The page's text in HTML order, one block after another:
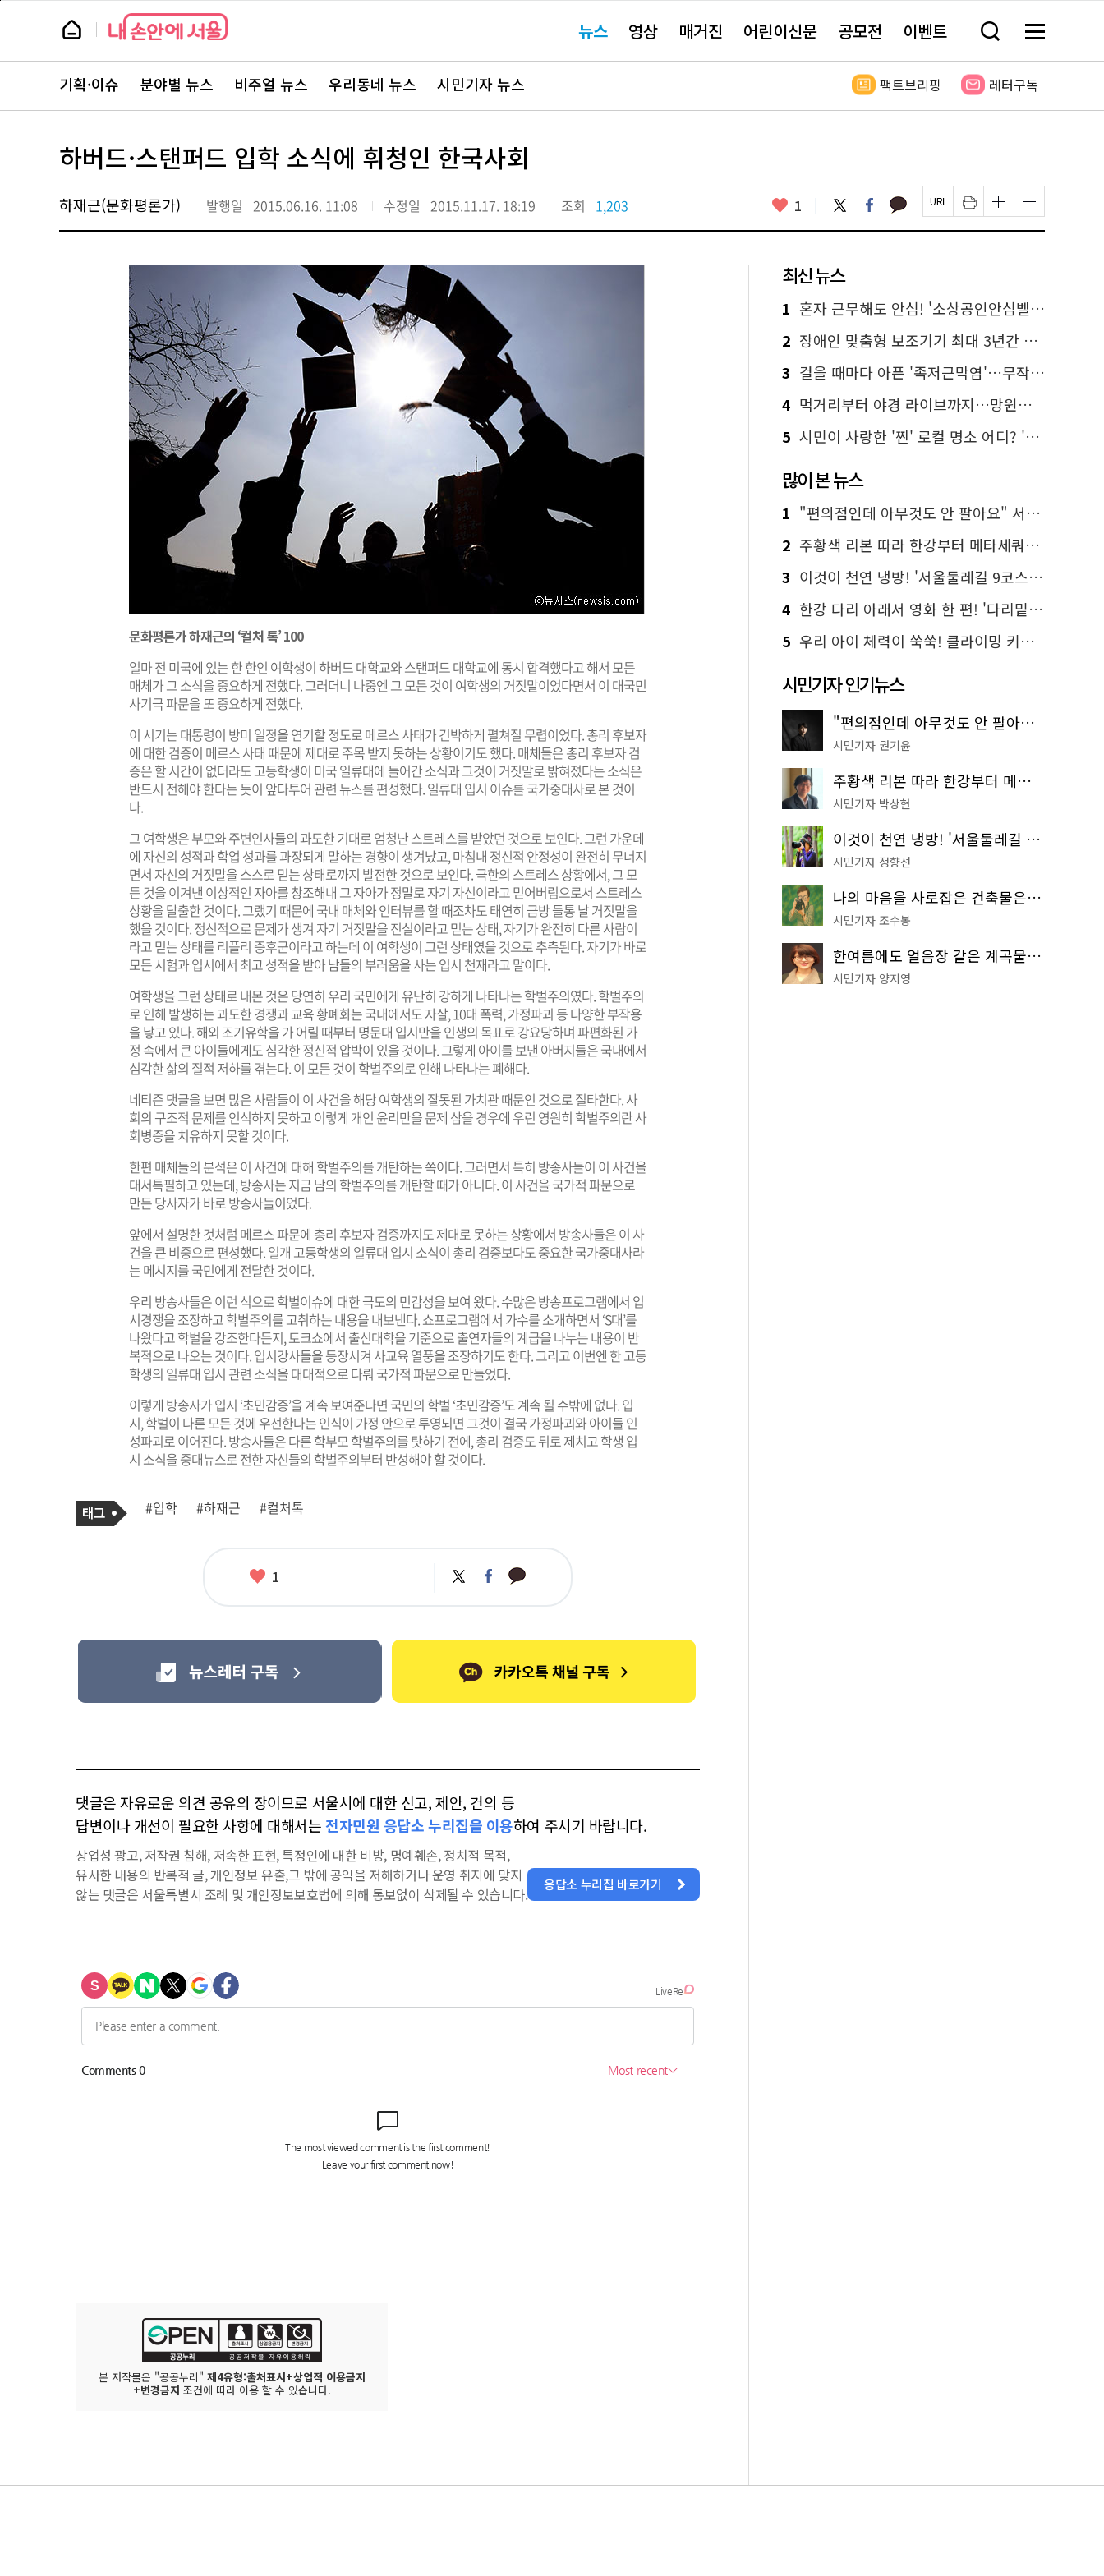
본
뉴
스 요뉴스 영상 매거진 어린이신문 공모전 이벤트 검
창
기
메
전
보
뉴
스
주
서
바
로
기획·이슈 분야별 뉴스 비주얼 뉴스 우리동네 뉴스 시민기자 뉴스 팩트브리핑 레터구독
하버드·스탠퍼드 입학 소식에 휘청인 한국사회
하재근(문화평론가) 발행일 2015.06.16. 11:08 수정일 2015.11.17. 18:19 조회 1,203 좋
요
1 트
위
터
페
이
스
카
카 페
이
지
인
쇄
하
글
자
크
하
기
글
자
크
하
기
문화평론가 하재근의 ‘컬처 톡’ 100
얼마 전 미국에 있는 한 한인 여학생이 하버드 대학교와 스탠퍼드 대학교에 동시 합격했다고 해서 모든
매체가 그 소식을 중요하게 전했다. 그러더니 나중엔 그 모든 것이 여학생의 거짓말이었다면서 이 대국민
사기극 파문을 또 중요하게 전했다.
이 시기는 대통령이 방미 일정을 연기할 정도로 메르스 사태가 긴박하게 펼쳐질 무렵이었다. 총리 후보자
에 대한 검증이 메르스 사태 때문에 제대로 주목 받지 못하는 상황이기도 했다. 매체들은 총리 후보자 검
증은 할 시간이 없더라도 고등학생이 미국 일류대에 들어간 소식과 그것이 거짓말로 밝혀졌다는 소식은
반드시 전해야 한다는 듯이 앞다투어 관련 뉴스를 편성했다. 일류대 입시 이슈를 국가중대사로 본 것이
다.
그 여학생은 부모와 주변인사들의 과도한 기대로 엄청난 스트레스를 받았던 것으로 보인다. 그런 가운데
에 자신의 성적과 학업 성과를 과장되게 말하는 경향이 생겨났고, 마침내 정신적 안정성이 완전히 무너지
면서 자신의 거짓말을 스스로 믿는 상태로까지 발전한 것으로 보인다. 극한의 스트레스 상황에서, 그 모
든 것을 이겨낸 이상적인 자아를 창조해내 그 자아가 정말로 자기 자신이라고 믿어버림으로서 스트레스
상황을 탈출한 것이다. 그랬기 때문에 국내 매체와 인터뷰를 할 때조차도 태연히 금방 들통 날 거짓말을
했을 것이다. 정신적으로 문제가 생겨 자기 거짓말을 진실이라고 믿는 상태, 자기가 완전히 다른 사람이
라고 믿는 상태를 리플리 증후군이라고 하는데 이 여학생이 그런 상태였을 것으로 추측된다. 자기가 바로
모든 시험과 입시에서 최고 성적을 받아 남들의 부러움을 사는 입시 천재라고 말이다.
여학생을 그런 상태로 내몬 것은 당연히 우리 국민에게 유난히 강하게 나타나는 학벌주의였다. 학벌주의
로 인해 발생하는 과도한 경쟁과 교육 황폐화는 국내에서도 자살, 10대 폭력, 가정파괴 등 다양한 부작용
을 낳고 있다. 해외 조기유학을 가 어릴 때부터 명문대 입시만을 인생의 목표로 강요당하며 파편화된 가
정 속에서 큰 아이들에게도 심각한 정신적 압박이 있을 것이다. 그렇게 아이를 보낸 아버지들은 국내에서
심각한 삶의 질적 저하를 겪는다. 이 모든 것이 학벌주의로 인해 나타나는 폐해다.
네티즌 댓글을 보면 많은 사람들이 이 사건을 해당 여학생의 잘못된 가치관 때문인 것으로 질타한다. 사
회의 구조적 문제를 인식하지 못하고 이렇게 개인 윤리만을 문제 삼을 경우에 우린 영원히 학벌주의란 사
회병증을 치유하지 못할 것이다.
한편 매체들의 분석은 이 사건에 대해 학벌주의를 개탄하는 쪽이다. 그러면서 특히 방송사들이 이 사건을
대서특필하고 있는데, 방송사는 지금 남의 학벌주의를 개탄할 때가 아니다. 이 사건을 국가적 파문으로
만든 당사자가 바로 방송사들이었다.
앞에서 설명한 것처럼 메르스 파문에 총리 후보자 검증까지도 제대로 못하는 상황에서 방송사들은 이 사
건을 큰 비중으로 편성했다. 일개 고등학생의 일류대 입시 소식이 총리 검증보다도 중요한 국가중대사라
는 메시지를 국민에게 전달한 것이다.
우리 방송사들은 이런 식으로 학벌이슈에 대한 극도의 민감성을 보여 왔다. 수많은 방송프로그램에서 입
시경쟁을 조장하고 학벌주의를 고취하는 내용을 내보낸다. 쇼프로그램에서 가수를 소개하면서 ‘S대’를
나왔다고 학벌을 강조한다든지, 토크쇼에서 출신대학을 기준으로 출연자들의 계급을 나누는 내용이 반
복적으로 나오는 것이다. 입시강사들을 등장시켜 사교육 열풍을 조장하기도 한다. 그리고 이번엔 한 고등
학생의 일류대 입시 관련 소식을 대대적으로 다뤄 국가적 파문으로 만들었다.
이렇게 방송사가 입시 ‘초민감증’을 계속 보여준다면 국민의 학벌 ‘초민감증’도 계속 될 수밖에 없다. 입
시, 학벌이 다른 모든 것에 우선한다는 인식이 가정 안으로 투영되면 그것이 결국 가정파괴와 아이들 인
성파괴로 이어진다. 방송사들은 다른 학부모 학벌주의를 탓하기 전에, 총리 검증도 뒤로 제치고 학생 입
시 소식을 중대뉴스로 전한 자신들의 학벌주의부터 반성해야 할 것이다.
사
태
그
#입학 #하재근 #컬처톡
좋
1 트
위
페
이
카
카
댓글은 자유로운 의견 공유의 장이므로 서울시에 대한 신고, 제안, 건의 등
답변이나 개선이 필요한 사항에 대해서는 전자민원 응답소 누리집을 이용하여 주시기 바랍니다.
상업성 광고, 저작권 침해, 저속한 표현, 특정인에 대한 비방, 명예훼손, 정치적 목적,
유사한 내용의 반복적 글, 개인정보 유출,그 밖에 공익을 저해하거나 운영 취지에 맞지
않는 댓글은 서울특별시 조례 및 개인정보보호법에 의해 통보없이 삭제될 수 있습니다.
응답소 누리집 바로가기
본 저작물은 "공공누리" 제4유형:출처표시+상업적 이용금지
+변경금지 조건에 따라 이용 할 수 있습니다.
최신 뉴스
1 혼자 근무해도 안심! '소상공인안심벨' 신청하세요
2 장애인 맞춤형 보조기기 최대 3년간 무상 대여…삶의 질 높인다
3 걸을 때마다 아픈 '족저근막염'…무작정 참지 말고 '이것' 해보세요!
4 먹거리부터 야경 라이브까지…망원한강공원 알짜 코스
5 시민이 사랑한 '찐' 로컬 명소 어디? '서울에디션25' 추천 코스
많이 본 뉴스
1 "편의점인데 아무것도 안 팔아요" 서울에서 가장 특별한 편의점의 정체
2 주황색 리본 따라 한강부터 메타세쿼이아 숲길까지…서울둘레길 15코스
3 이것이 천연 냉방! '서울둘레길 9코스'로 숲속 피서 떠나볼까
4 한강 다리 아래서 영화 한 편! '다리밑 영화관' 무료 상영
5 우리 아이 체력이 쑥쑥! 클라이밍 키즈카페·어린이 체력장
시민기자 인기뉴스
"편의점인데 아무것도 안 팔아요" 서울에서 가장 특별한 편의점의 정체
시민기자 권기윤
주황색 리본 따라 한강부터 메타세쿼이아 숲길까지…서울둘레길 15코스
시민기자 박상현
이것이 천연 냉방! '서울둘레길 9코스'로 숲속 피서 떠나볼까
시민기자 정향선
나의 마음을 사로잡은 건축물은? '서울시 건축상' 수상작 공개!
시민기자 조수봉
한여름에도 얼음장 같은 계곡물! 서울 '진관사 계곡'이 천국이네~
시민기자 양지영
페